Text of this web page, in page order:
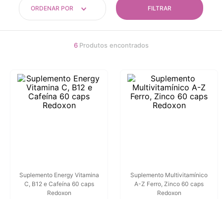
ORDENAR POR FILTRAR
6 Produtos
Suplemento Energy Vitamina
C, B12 e Cafeína 60 caps
Redoxon
Suplemento Multivitamínico
A-Z Ferro, Zinco 60 caps
Redoxon
pokemon
chupeta
7º
carrinho bebe
mamadeira
bolsa